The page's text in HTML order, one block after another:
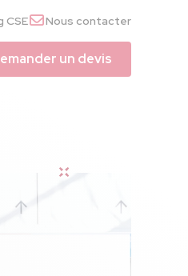
CSE Nous contacter
un devis